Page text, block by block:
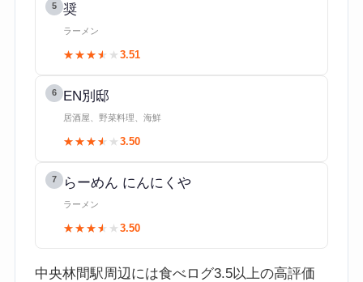
5 奨
ラーメン
★★★★★
★★★★★ 3.51
6 EN別邸
居酒屋、野菜料理、海鮮
★★★★★
★★★★★ 3.50
7 らーめん にんにくや
ラーメン
★★★★★
★★★★★ 3.50
中央林間駅周辺には食べログ3.5以上の高評価